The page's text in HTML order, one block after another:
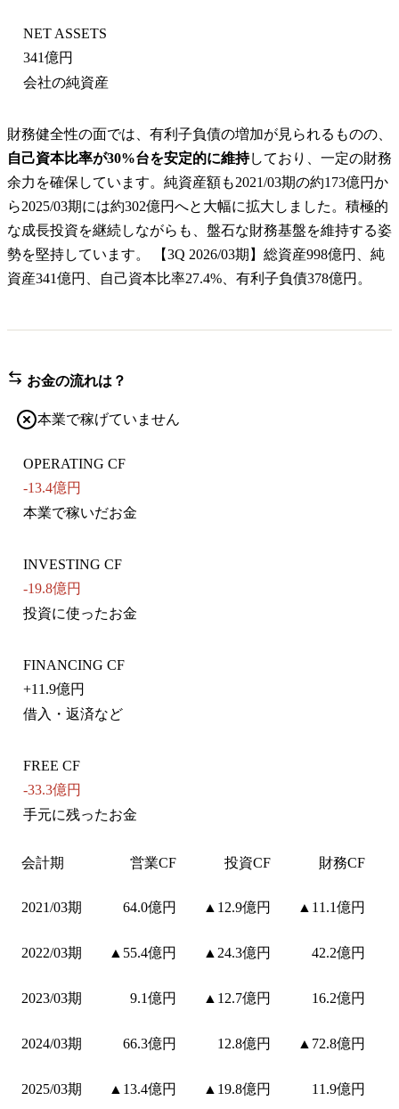
NET ASSETS
341億円
会社の純資産
財務健全性の面では、有利子負債の増加が見られるものの、
自己資本比率が30%台を安定的に維持しており、一定の財務
余力を確保しています。純資産額も2021/03期の約173億円か
ら2025/03期には約302億円へと大幅に拡大しました。積極的
な成長投資を継続しながらも、盤石な財務基盤を維持する姿
勢を堅持しています。 【3Q 2026/03期】総資産998億円、純
資産341億円、自己資本比率27.4%、有利子負債378億円。
お金の流れは？
本業で稼げていません
OPERATING CF
-13.4億円
本業で稼いだお金
INVESTING CF
-19.8億円
投資に使ったお金
FINANCING CF
+11.9億円
借入・返済など
FREE CF
-33.3億円
手元に残ったお金
会計期 営業CF 投資CF 財務CF
2021/03期 64.0億円 ▲12.9億円 ▲11.1億円
2022/03期 ▲55.4億円 ▲24.3億円 42.2億円
2023/03期 9.1億円 ▲12.7億円 16.2億円
2024/03期 66.3億円 12.8億円 ▲72.8億円
2025/03期 ▲13.4億円 ▲19.8億円 11.9億円